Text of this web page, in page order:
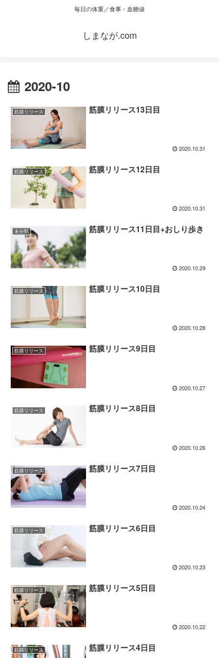
毎日の体重／食事・血糖値
しまなが.com
2020-10
筋膜リリース 筋膜リリース13日目
2020.10.31
筋膜リリース 筋膜リリース12日目
2020.10.31
未分類 筋膜リリース11日目+おしり歩き
2020.10.29
筋膜リリース 筋膜リリース10日目
2020.10.28
筋膜リリース 筋膜リリース9日目
2020.10.27
筋膜リリース 筋膜リリース8日目
2020.10.26
筋膜リリース 筋膜リリース7日目
2020.10.24
筋膜リリース 筋膜リリース6日目
2020.10.23
筋膜リリース 筋膜リリース5日目
2020.10.22
筋膜リリース 筋膜リリース4日目